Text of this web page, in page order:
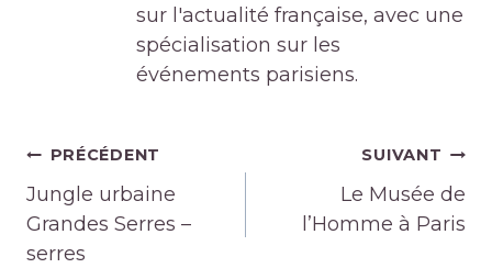
sur l'actualité française, avec une
spécialisation sur les
événements parisiens.
Navigation
de
l’article
PRÉCÉDENT
Jungle urbaine
Grandes Serres –
serres
SUIVANT
Le Musée de
l’Homme à Paris